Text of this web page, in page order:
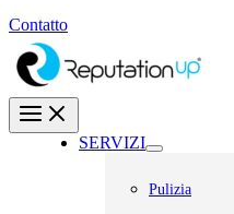
Contatto
SERVIZI
Pulizia